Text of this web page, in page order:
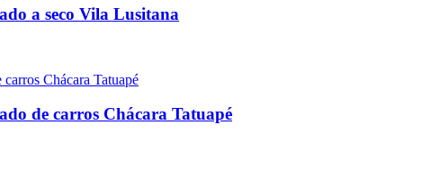
a seco Vila Lusitana
de carros Chácara Tatuapé